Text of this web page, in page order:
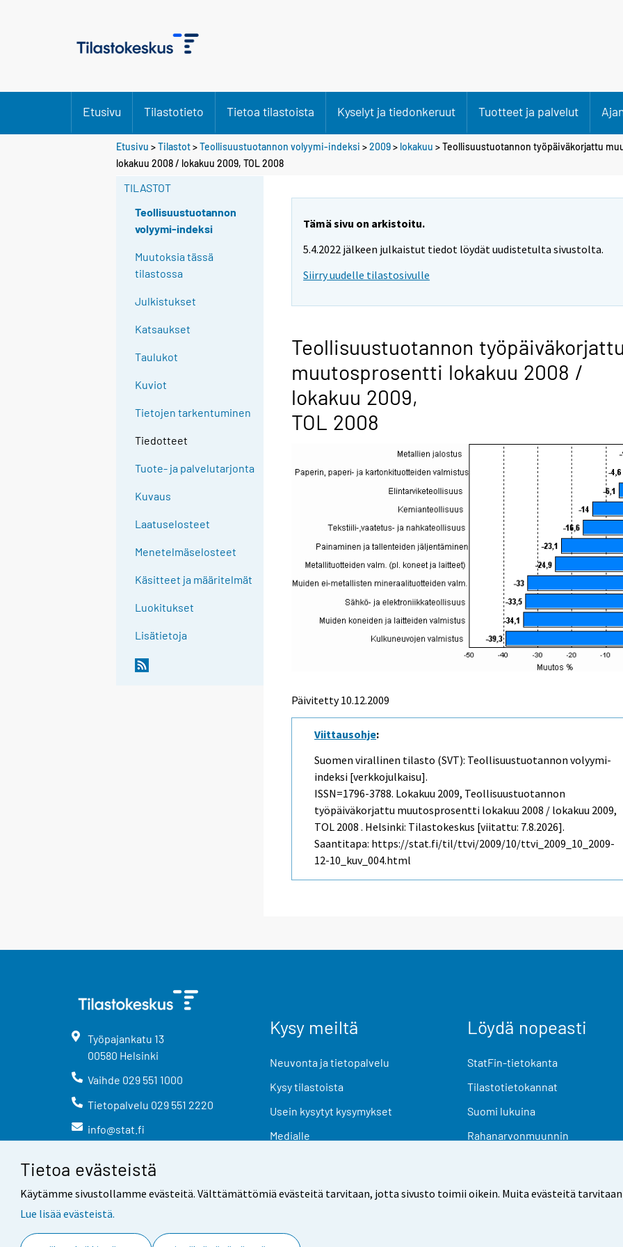
Tietoa evästeistä
Käytämme sivustollamme evästeitä. Välttämättömiä evästeitä tarvitaan, jotta sivusto toimii oikein. Muita evästeitä
Lue lisää evästeistä.
Etusivu Tilastotieto Tietoa tilastoista Kyselyt ja tiedonkeruut Tuotteet ja palvelut
Etusivu >Tilastot>Teollisuustuotannon volyymi-indeksi >2009> lokakuu > Teollisuustuotannon työpäiväkorjattu
lokakuu 2008 / lokakuu 2009, TOL 2008
TILASTOT
Teollisuustuotannon
volyymi-indeksi
Muutoksia tässä
tilastossa
Julkistukset
Katsaukset
Taulukot
Kuviot
Tietojen tarkentuminen
Tiedotteet
Tuote- ja palvelutarjonta
Kuvaus
Laatuselosteet
Menetelmäselosteet
Käsitteet ja määritelmät
Luokitukset
Lisätietoja
Tämä sivu on arkistoitu.
5.4.2022 jälkeen julkaistut tiedot löydät uudistetulta sivustolta.
Siirry uudelle tilastosivulle
Teollisuustuotannon
muutosprosentti lokakuu 2008 /
lokakuu 2009,
TOL 2008
Päivitetty10.12.2009
Viittausohje:
Suomen virallinen tilasto (SVT): Teollisuustuotannon volyymi-
indeksi [verkkojulkaisu].
ISSN=1796-3788. Lokakuu 2009, Teollisuustuotannon
työpäiväkorjattu muutosprosentti lokakuu 2008 / lokakuu 2009,
TOL 2008 . Helsinki: Tilastokeskus [viitattu: 7.8.2026].
Saantitapa: https://stat.fi/til/ttvi/2009/10/ttvi_2009_10_2009-
12-10_kuv_004.html
Työpajankatu 13
00580 Helsinki
Vaihde 029 551 1000
Tietopalvelu 029 551 2220
info@stat.fi
Kysy meiltä
Neuvonta ja tietopalvelu
Kysy tilastoista
Usein kysytyt kysymykset
Medialle
Löydä nopeasti
StatFin-tietokanta
Tilastotietokannat
Suomi lukuina
Rahanarvonmuunnin
Yhteystiedot Palaute